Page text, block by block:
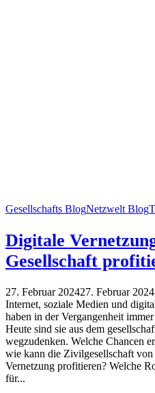
Gesellschafts BlogNetzwelt Blog
Digitale
Gesellschaft
27. Februar 202427. Februar 2024
Internet, soziale Medien und
haben in der Vergangenheit
Heute sind sie aus dem
wegzudenken. Welche Chancen
wie kann die Zivilgesellschaft von
Vernetzung profitieren? Welche
für...